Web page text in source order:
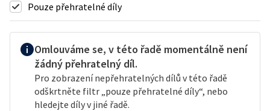
Pouze přehratelné díly
Omlouváme se, v této řadě momentálně není
žádný přehratelný díl.
Pro zobrazení nepřehratelných dílů v této řadě
odškrtněte filtr „pouze přehratelné díly“, nebo
hledejte díly v jiné řadě.